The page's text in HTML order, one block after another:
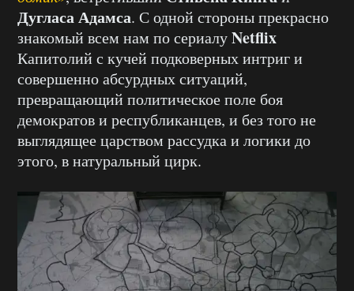
Дугласа Адамса. С одной стороны прекрасно
знакомый всем нам по сериалуNetflix
Капитолий с кучей подковерных интриг и
совершенно абсурдных ситуаций,
превращающий политическое поле боя
демократов и республиканцев, и без того не
выглядящее царством рассудка и логики до
этого, в натуральный цирк.